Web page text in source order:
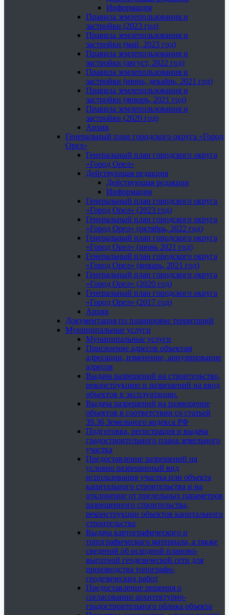
Информация
Правила землепользования и
застройки (2023 год)
Правила землепользования и
застройки (май, 2023 год)
Правила землепользования и
застройки (август, 2022 год)
Правила землепользования и
застройки (июнь, декабрь, 2021 год)
Правила землепользования и
застройки (январь, 2021 год)
Правила землепользования и
застройки (2020 год)
Архив
Генеральный план городского округа «Город
Орел»
Генеральный план городского округа
«Город Орел»
Действующая редакция
Действующая редакция
Информация
Генеральный план городского округа
«Город Орел» (2023 год)
Генеральный план городского округа
«Город Орел» (октябрь, 2022 год)
Генеральный план городского округа
«Город Орел» (июнь 2021 год)
Генеральный план городского округа
«Город Орел» (январь, 2021 год)
Генеральный план городского округа
«Город Орел» (2020 год)
Генеральный план городского округа
«Город Орел» (2017 год)
Архив
Документация по планировке территорий
Муниципальные услуги
Муниципальные услуги
Присвоение адресов объектам
адресации, изменение, аннулирование
адресов
Выдача разрешений на строительство,
реконструкцию и разрешений на ввод
объектов в эксплуатацию.
Выдача разрешений на размещение
объектов в соответствии со статьей
39.36 Земельного кодекса РФ
Подготовка, регистрация и выдача
градостроительного плана земельного
участка
Предоставление разрешений на
условно разрешенный вид
использования участка или объекта
капитального строительства и на
отклонение от предельных параметров
разрешенного строительства,
реконструкции объектов капитального
строительства
Выдача картографического и
топографического материала, а также
сведений об исходной планово-
высотной геодезической сети для
производства топографо-
геодезических работ
Предоставление решения о
согласовании архитектурно-
градостроительного облика объекта